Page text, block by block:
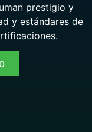
prestigio y
y estándares de